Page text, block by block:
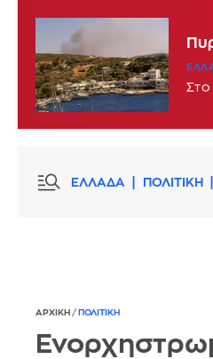
Στο
ΕΛΛΑΔΑ ΠΟΛΙΤΙΚΗ
ΑΡΧΙΚΗ / ΠΟΛΙΤΙΚΗ